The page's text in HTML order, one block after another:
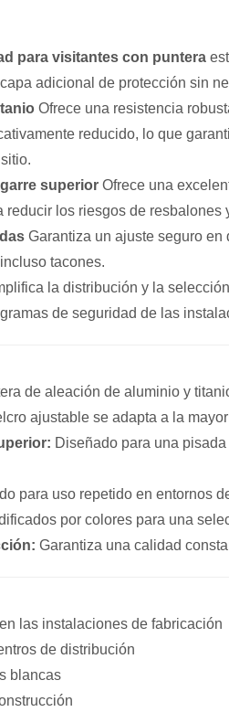
para visitantes con puntera
adicional de protección sin
Ofrece una resistencia
reducido, lo que
superiorOfrece una
los riesgos de
Garantiza un ajuste seguro en
tacones.
la distribución y la
de seguridad de las
de aleación de aluminio y
ajustable se adapta a la
Diseñado para una
para uso repetido en entornos
por colores para una
Garantiza una calidad
las instalaciones de fabricación
de distribución
blancas